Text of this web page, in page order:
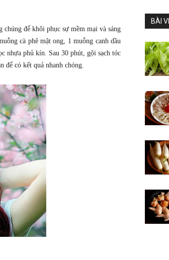
chúng để khôi phục sự mềm mại và sáng
cà phê mật ong, 1 muỗng canh dầu
nhựa phủ kín. Sau 30 phút, gội sạch tóc
để có kết quả nhanh chóng.
BÀI